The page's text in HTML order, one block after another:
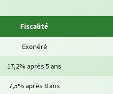
Fiscalité
Exonéré
17,2% après 5 ans
7,5% après 8 ans